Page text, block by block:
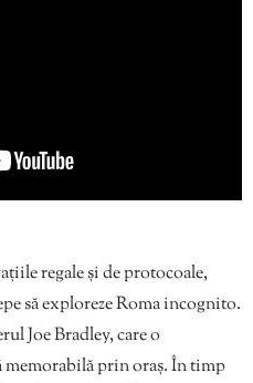
regale și de protocoale,
să exploreze Roma incognito.
Joe Bradley, care o
memorabilă prin oraș. În timp